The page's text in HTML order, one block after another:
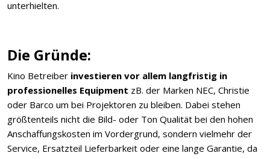
unterhielten.
Die Gründe:
Kino Betreiber investieren vor allem langfristig in
professionelles Equipment zB. der Marken NEC, Christie
oder Barco um bei Projektoren zu bleiben. Dabei stehen
größtenteils nicht die Bild- oder Ton Qualität bei den hohen
Anschaffungskosten im Vordergrund, sondern vielmehr der
Service, Ersatzteil Lieferbarkeit oder eine lange Garantie, da